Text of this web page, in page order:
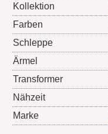
Kollektion
Farben
Schleppe
Ärmel
Transformer
Nähzeit
Marke